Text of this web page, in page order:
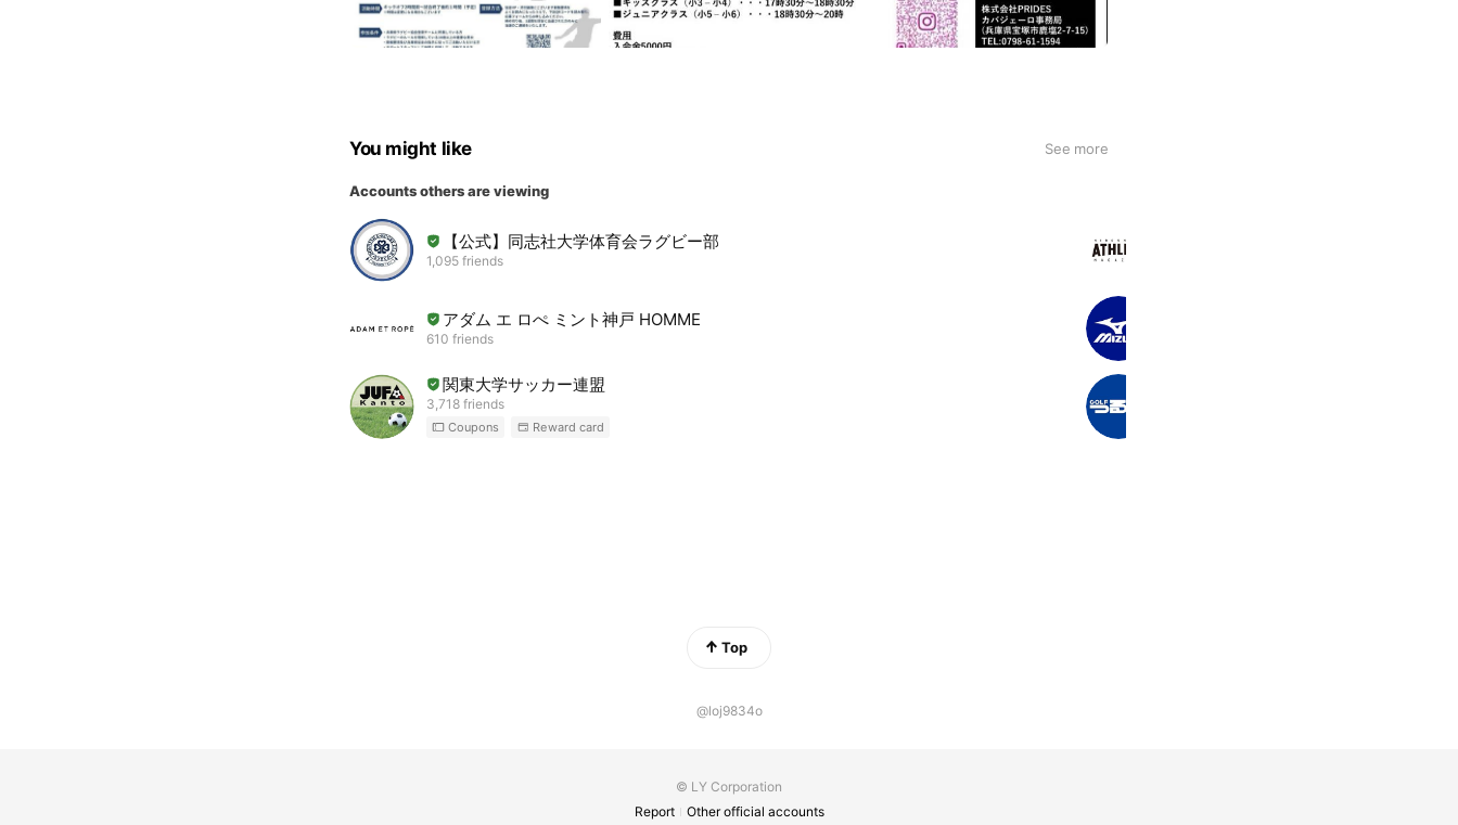
You might like See more
Accounts others are viewing
【公式】同志社大学体育会ラグビー部
1,095 friends
アダム エ ロぺ ミント神戸 HOMME
610 friends
関東大学サッカー連盟
3,718 friends
Coupons Reward card
Top
@loj9834o
© LY Corporation
Report
Other official accounts